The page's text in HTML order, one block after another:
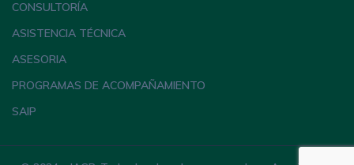
CONSULTORÍA
ASISTENCIA TÉCNICA
ASESORIA
PROGRAMAS DE ACOMPAÑAMIENTO
SAIP